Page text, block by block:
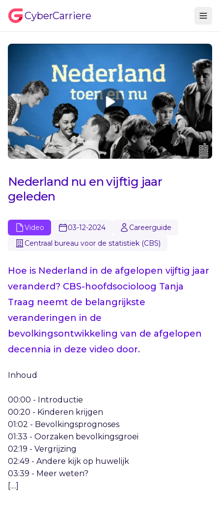
CyberCarriere
Nederland nu en vijftig jaar
geleden
Video 03-12-2024
Careerguide
Centraal bureau voor de statistiek (CBS)
Hoe is Nederland in de afgelopen vijftig jaar
veranderd? CBS-hoofdsocioloog Tanja
Traag neemt de belangrijkste
veranderingen in de
bevolkingsontwikkeling van de afgelopen
decennia in deze video door.
Inhoud
00:00 - Introductie
00:20 - Kinderen krijgen
01:02 - Bevolkingsprognoses
01:33 - Oorzaken bevolkingsgroei
02:19 - Vergrijzing
02:49 - Andere kijk op huwelijk
03:39 - Meer weten?
[....]